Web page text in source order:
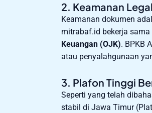
2. Keamanan
Keamanan dokumen
mitrabaf.id bekerja
Keuangan (OJK). BPKB
atau penyalahgunaan
3. Plafon Tinggi
Seperti yang telah
stabil di Jawa Timur